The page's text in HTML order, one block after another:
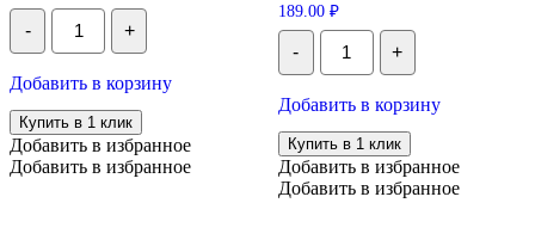
-
Количество
Конфеты
вафельные
вкуса
Чаржед
в
горьком
шоколаде
+
Добавить в корзину
Купить в 1 клик
Добавить в избранное
Добавить в избранное
189.00 ₽
-
Количество
Конфеты
"Умные
желейные
со
вкусом
кофе-
пломбир
+
Добавить в корзину
Купить в 1 клик
Добавить в избранное
Добавить в избранное